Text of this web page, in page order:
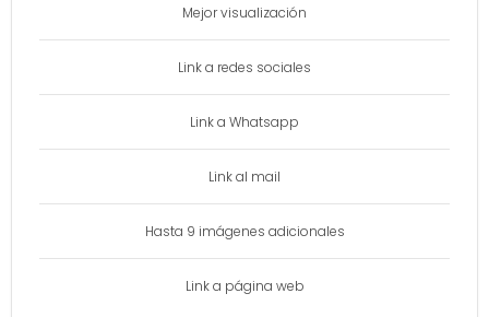
Mejor visualización
Link a redes sociales
Link a Whatsapp
Link al mail
Hasta 9 imágenes adicionales
Link a página web